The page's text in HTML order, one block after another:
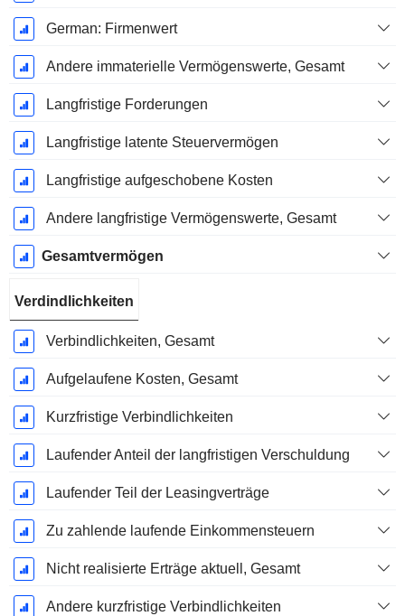
German: Firmenwert
Andere immaterielle Vermögenswerte, Gesamt
Langfristige Forderungen
Langfristige latente Steuervermögen
Langfristige aufgeschobene Kosten
Andere langfristige Vermögenswerte, Gesamt
Gesamtvermögen
Verdindlichkeiten
Verbindlichkeiten, Gesamt
Aufgelaufene Kosten, Gesamt
Kurzfristige Verbindlichkeiten
Laufender Anteil der langfristigen Verschuldung
Laufender Teil der Leasingverträge
Zu zahlende laufende Einkommensteuern
Nicht realisierte Erträge aktuell, Gesamt
Andere kurzfristige Verbindlichkeiten